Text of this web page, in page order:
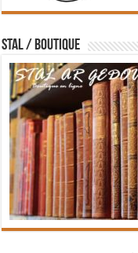
STAL / BOUTIQUE